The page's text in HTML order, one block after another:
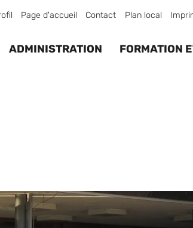
Page d'accueil Contact Plan local
ADMINISTRATION FORMATION